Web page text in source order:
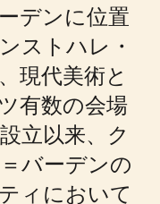
デンに位置
ストハレ・
現代美術と
有数の会場
立以来、ク
バーデンの
ィにおいて